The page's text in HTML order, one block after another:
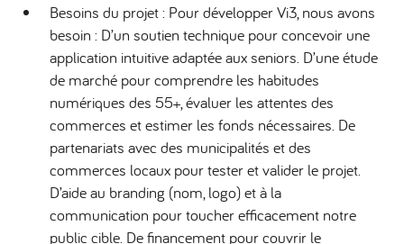
Besoins du projet : Pour développer Vi3, nous avons
besoin : D’un soutien technique pour concevoir une
application intuitive adaptée aux seniors. D’une étude
de marché pour comprendre les habitudes
numériques des 55+, évaluer les attentes des
commerces et estimer les fonds nécessaires. De
partenariats avec des municipalités et des
commerces locaux pour tester et valider le projet.
D’aide au branding (nom, logo) et à la
communication pour toucher efficacement notre
public cible. De financement pour couvrir le